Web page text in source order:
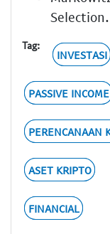
Tag:
INVESTASI
PASSIVE INCOME
PERENCANAAN
ASET KRIPTO
FINANCIAL